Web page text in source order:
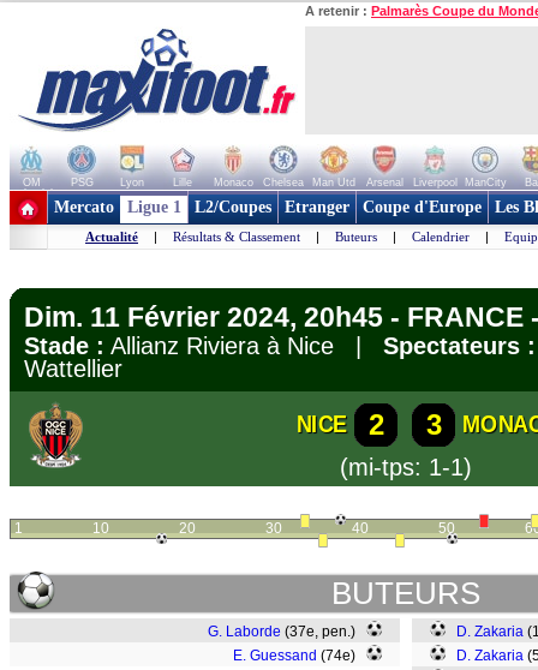
A retenir : Palmarès Coupe du
OM PSG Lyon Lille Monaco Chelsea Man Utd Arsenal Liverpool ManCity
+ de clubs
Mercato Ligue 1 L2/Coupes Etranger Coupe d'Europe Les
Actualité | Résultats & Classement | Buteurs | Calendrier |
Dim. 11 Février 2024, 20h45 - FRANCE
Stade : Allianz Riviera à Nice | Spectateurs :
Wattellier
NICE 2 3
(mi-tps: 1-1)
1 10 20 30 40 50
BUTEURS
G. Laborde (37e, pen.)
E. Guessand (74e)
D. Zakaria
D. Zakaria